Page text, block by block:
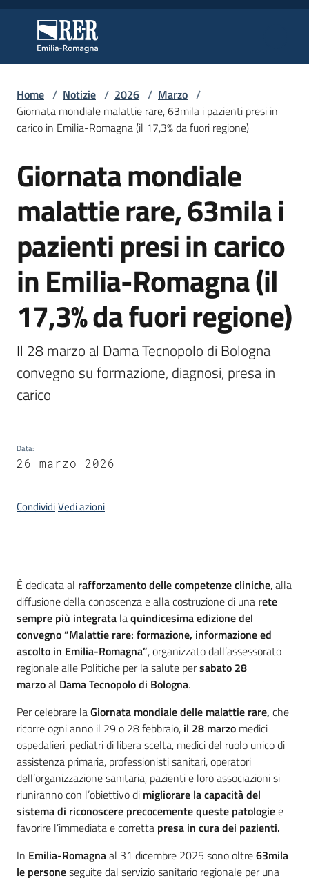
Regione Emilia-Romagna
Regione Emilia-Romagna
Regione
Novità
Servizi
Leggi
Atti
Bandi
Argomenti
di
comunicazione
Home / Notizie / 2026 / Marzo /
Giornata mondiale malattie rare, 63mila i pazienti presi in
carico in Emilia-Romagna (il 17,3% da fuori regione)
Salta al contenuto
Giornata mondiale
malattie rare, 63mila i
pazienti presi in carico
in Emilia-Romagna (il
17,3% da fuori regione)
Il 28 marzo al Dama Tecnopolo di Bologna
convegno su formazione, diagnosi, presa in
carico
Data:
26 marzo 2026
CondividiVedi azioni
Introduzione
È dedicata al rafforzamento delle competenze cliniche, alla
diffusione della conoscenza e alla costruzione di una rete
sempre più integrata laquindicesima edizionedel
convegno“Malattie rare: formazione, informazione ed
ascolto in Emilia-Romagna”, organizzato dall’assessorato
regionale alle Politiche per la salute persabato 28
marzoal Dama Tecnopolo di Bologna.
Per celebrare laGiornata mondialedelle malattie rare, che
ricorre ogni anno il 29 o 28 febbraio, il 28 marzo medici
ospedalieri, pediatri di libera scelta, medici del ruolo unico di
assistenza primaria, professionisti sanitari, operatori
dell’organizzazione sanitaria, pazienti e loro associazioni si
riuniranno con l’obiettivo di migliorare la capacità del
sistema di riconoscere precocemente queste patologiee
favorire l’immediata e corretta presa in cura dei pazienti.
In Emilia-Romagnaal 31 dicembre 2025 sono oltre63mila
le personeseguite dal servizio sanitario regionale per una